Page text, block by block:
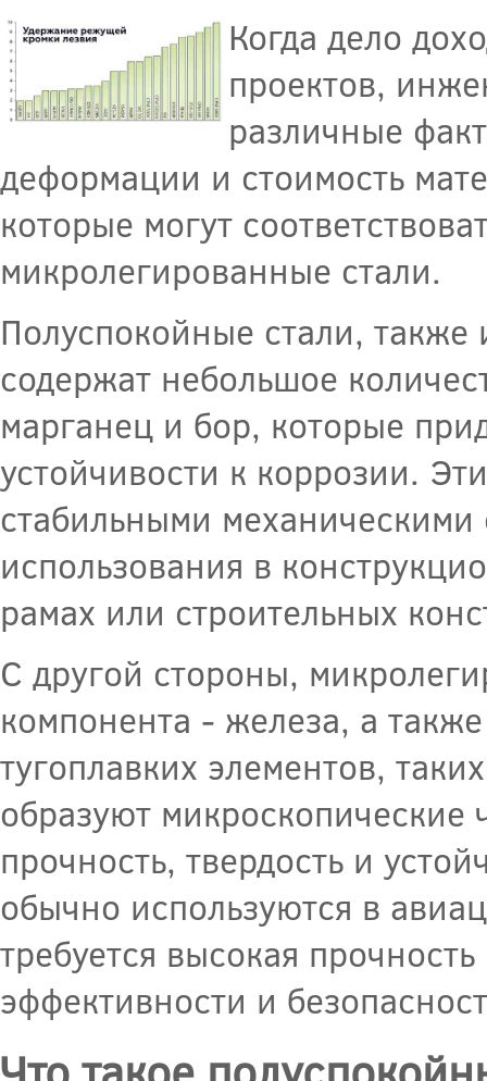
Когда дело
проектов,
различные
деформации и стоимость
которые могут
микролегированные стали.
Полуспокойные стали, также
содержат небольшое
марганец и бор, которые
устойчивости к коррозии.
стабильными
использования в
рамах или строительных
С другой стороны,
компонента - железа, а
тугоплавких элементов,
образуют микроскопические
прочность, твердость и
обычно используются в
требуется высокая
эффективности и